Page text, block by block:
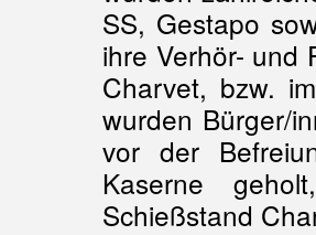
SS, Gestapo
ihre Verhör- und
Charvet, bzw.
wurden Bürger/
vor der
Kaserne
Schießstand